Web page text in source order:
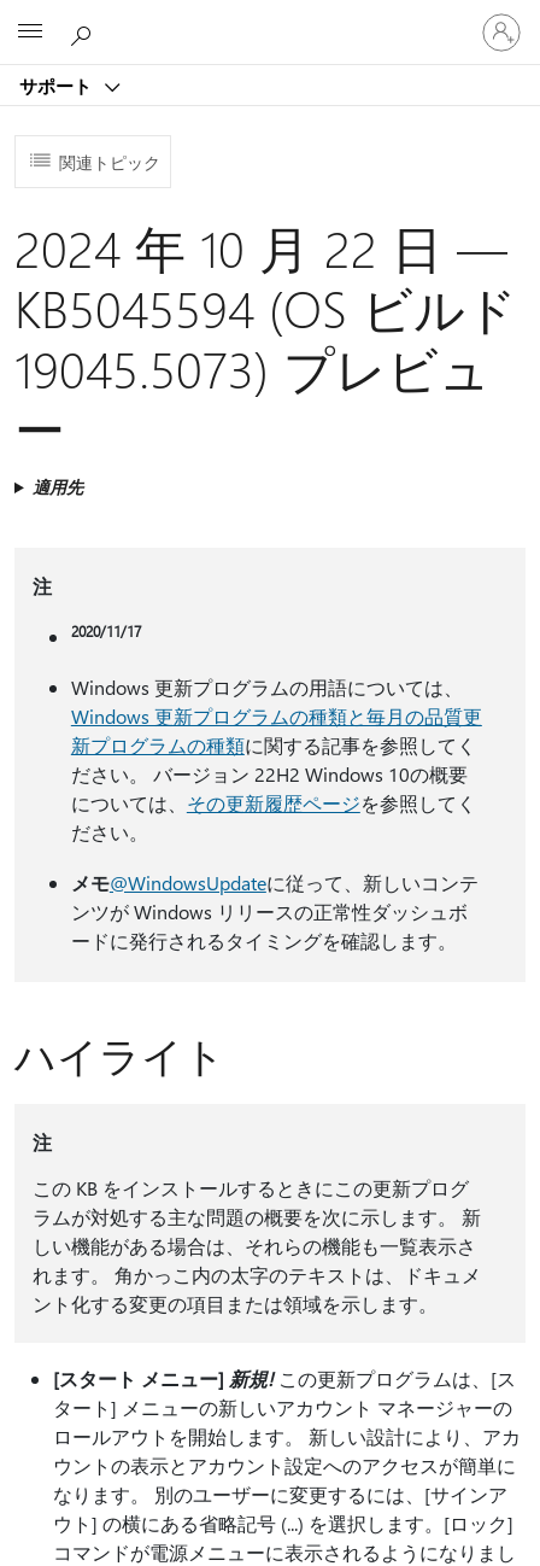
サポート
ア
カ
ウ
す
関連トピック
2024 年 10 月 22 日 —
KB5045594 (OS ビルド
19045.5073) プレビュ
ー
適用先
注
2020/11/17
Windows 更新プログラムの用語については、
Windows 更新プログラムの種類と毎月の品質更
新プログラムの種類に関する記事を参照してく
ださい。
バージョン 22H2 Windows 10の概要
については、 その更新履歴ページを参照してく
ださい。
メモ@WindowsUpdateに従って、新しいコンテ
ンツが Windows リリースの正常性ダッシュボ
ードに発行されるタイミングを確認します。
ハイライト
注
この KB をインストールするときにこの更新プログ
ラムが対処する主な問題の概要を次に示します。 新
しい機能がある場合は、それらの機能も一覧表示さ
れます。 角かっこ内の太字のテキストは、ドキュメ
ント化する変更の項目または領域を示します。
[スタート メニュー] 新規!この更新プログラムは、[ス
タート] メニューの新しいアカウント マネージャーの
ロールアウトを開始します。 新しい設計により、アカ
ウントの表示とアカウント設定へのアクセスが簡単に
なります。 別のユーザーに変更するには、[サインア
ウト] の横にある省略記号 (...) を選択します。[ロック]
コマンドが電源メニューに表示されるようになりまし